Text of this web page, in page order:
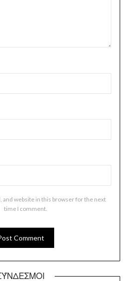
and website in this browser for the next
time I comment.